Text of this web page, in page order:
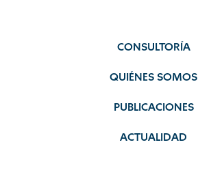
CONSULTORÍA
QUIÉNES SOMOS
PUBLICACIONES
ACTUALIDAD